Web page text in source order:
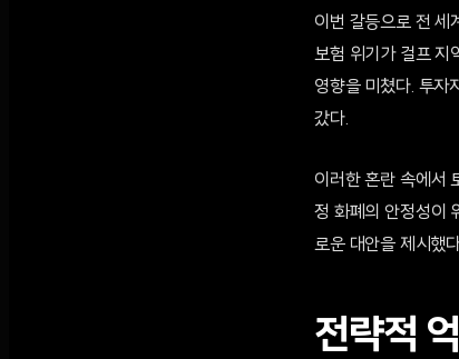
이번 갈등으로 전
보험 위기가 걸프 지
영향을 미쳤다. 투자
갔다.
이러한 혼란 속에서
정 화폐의 안정성이
로운 대안을 제시했
전략적